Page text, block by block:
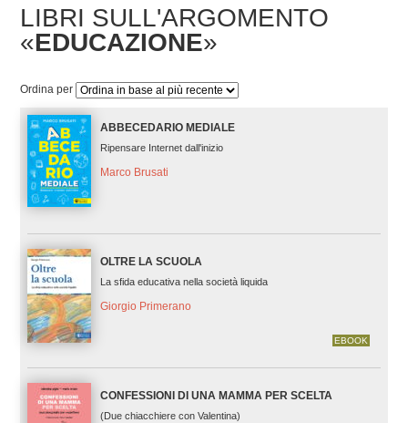
LIBRI SULL'ARGOMENTO
«EDUCAZIONE»
Ordina per
ABBECEDARIO MEDIALE
Ripensare Internet dall'inizio
Marco Brusati
OLTRE LA SCUOLA
La sfida educativa nella società liquida
Giorgio Primerano
EBOOK
CONFESSIONI DI UNA MAMMA PER SCELTA
(Due chiacchiere con Valentina)